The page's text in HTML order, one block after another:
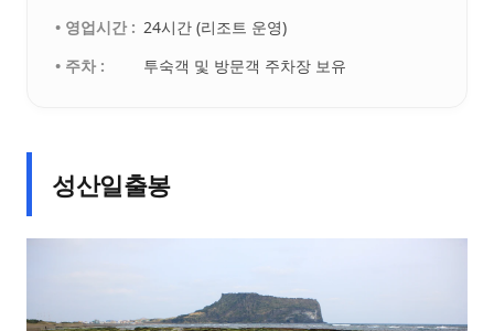
• 영업시간 : 24시간 (리조트 운영)
• 주차 :
투숙객 및 방문객 주차장 보유
성산일출봉